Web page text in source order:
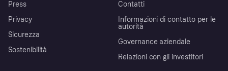
Press
Privacy
Sicurezza
Sostenibilità
Contatti
Informazioni di contatto per le
autorità
Governance aziendale
Relazioni con gli investitori